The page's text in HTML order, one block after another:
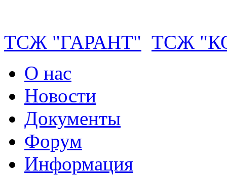
ТСЖ "ГАРАНТ" ТСЖ
О нас
Новости
Документы
Форум
Информация